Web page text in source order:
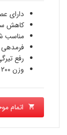
دارای
کاهش
مناسب
رفع
وزن 200 گرم
اتمام